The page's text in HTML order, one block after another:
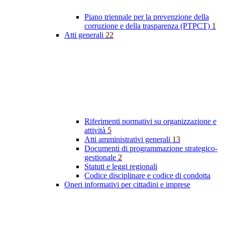
Piano triennale per la prevenzione della
corruzione e della trasparenza (PTPCT) 1
Atti generali 22
Riferimenti normativi su organizzazione e
attività 5
Atti amministrativi generali 13
Documenti di programmazione strategico-
gestionale 2
Statuti e leggi regionali
Codice disciplinare e codice di condotta
Oneri informativi per cittadini e imprese